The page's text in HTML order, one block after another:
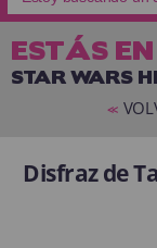
Recordarme
ESTÁS EN
STAR WARS
<<
Disfraz de